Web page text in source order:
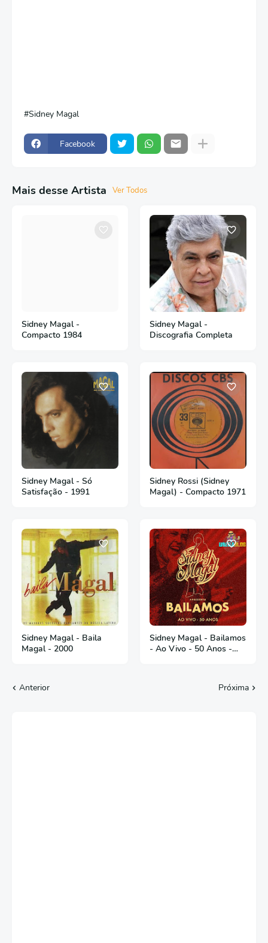
Sidney Magal
Facebook
Mais desse Artista Ver Todos
Sidney Magal -
Compacto 1984
Sidney Magal -
Discografia Completa
Sidney Magal - Só
Satisfação - 1991
Sidney Rossi (Sidney
Magal) - Compacto 1971
Sidney Magal - Baila
Magal - 2000
Sidney Magal - Bailamos
- Ao Vivo - 50 Anos -
Anterior Próxima